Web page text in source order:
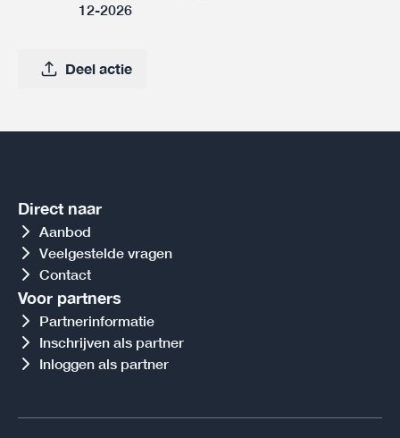
12-2026
Deel actie
Direct naar
Aanbod
Veelgestelde vragen
Contact
Voor partners
Partnerinformatie
Inschrijven als partner
Inloggen als partner